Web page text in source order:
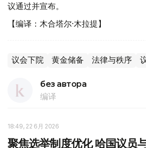
议通过并宣布。
【编译：木合塔尔·木拉提】
议会下院 黄金储备 法律与秩序
без автора
编译
18:49, 22 6月 2026
聚焦选举制度优化 哈国议员